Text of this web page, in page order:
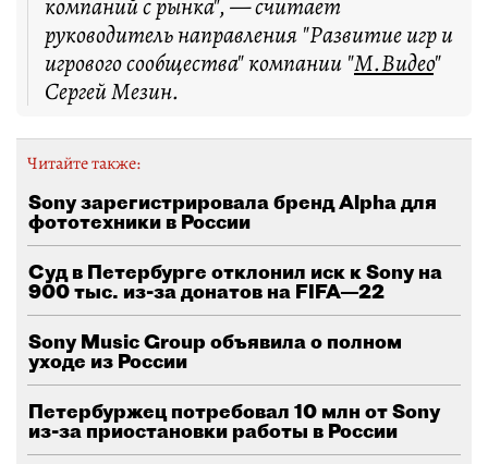
компаний с рынка", — считает
руководитель направления "Развитие игр и
игрового сообщества" компании "М.Видео"
Сергей Мезин.
Читайте также:
Sony зарегистрировала бренд Alpha для
фототехники в России
Суд в Петербурге отклонил иск к Sony на
900 тыс. из-за донатов на FIFA—22
Sony Music Group объявила о полном
уходе из России
Петербуржец потребовал 10 млн от Sony
из-за приостановки работы в России